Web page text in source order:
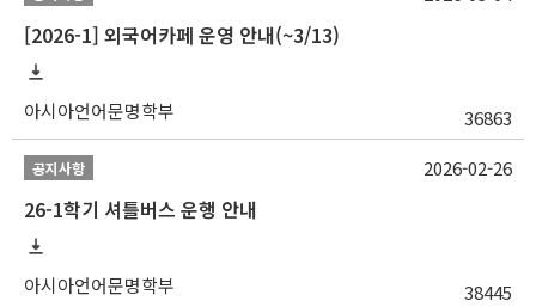
[2026-1] 외국어카페 운영 안내(~3/13)
아시아언어문명학부 36863
공지사항
26-1학기 셔틀버스 운행 안내
아시아언어문명학부 38445
2026-02-26